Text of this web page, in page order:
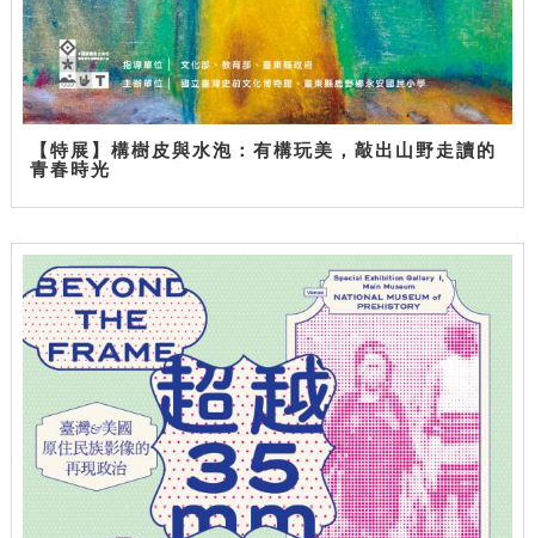
【特展】構樹皮與水泡：有構玩美，敲出山野走讀的
青春時光